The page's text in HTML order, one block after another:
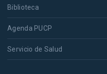
Biblioteca
Agenda PUCP
Servicio de Salud